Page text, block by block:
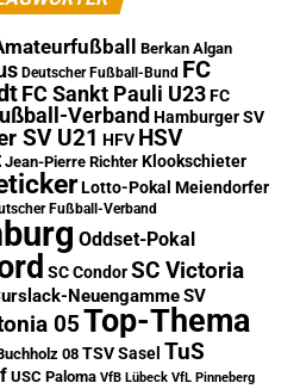
Berkan Algan
Deutscher Fußball-Bund FC
FC Sankt Pauli U23 FC
Verband Hamburger SV
SV U21 HFV HSV
Jean-Pierre Richter Klookschieter
Lotto-Pokal Meiendorfer
Fußball-Verband
Oddset-Pokal
SC Condor SC Victoria
NeuengammeSV
05Top-Thema
08 TSV Sasel TuS
USC Paloma VfB Lübeck VfL Pinneberg